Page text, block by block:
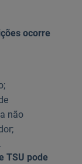
ocorre
não
TSU pode